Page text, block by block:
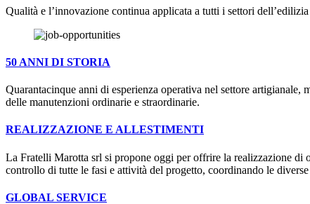
Qualità e l’innovazione continua applicata a tutti i settori dell’edilizia
50 ANNI DI STORIA
Quarantacinque anni di esperienza operativa nel settore
delle manutenzioni ordinarie e straordinarie.
REALIZZAZIONE E ALLESTIMENTI
La Fratelli Marotta srl si propone oggi per offrire la realizzazione di
controllo di tutte le fasi e attività del progetto, coordinando le diverse
GLOBAL SERVICE